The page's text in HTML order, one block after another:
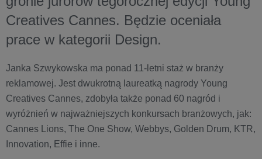
Creatives Cannes. Będzie oceniała
prace w kategorii Design.
Janka Szwykowska ma ponad 11-letni staż w branży
reklamowej. Jest dwukrotną laureatką nagrody Young
Creatives Cannes, zdobyła także ponad 60 nagród i
wyróżnień w najważniejszych konkursach branżowych, jak:
Cannes Lions, The One Show, Webbys, Golden Drum, KTR,
Innovation, Effie i inne.